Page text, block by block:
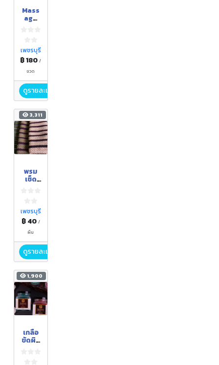
Mass
age
ผิว
เพชรบุรี
฿ 180/
ขวด
ดูรายละเอียด
3,311
พรม
เช็ด
ใหญ่)
เพชรบุรี
฿ 40 /
ผืน
ดูรายละเอียด
1,900
เกลือ
ขัดผิว